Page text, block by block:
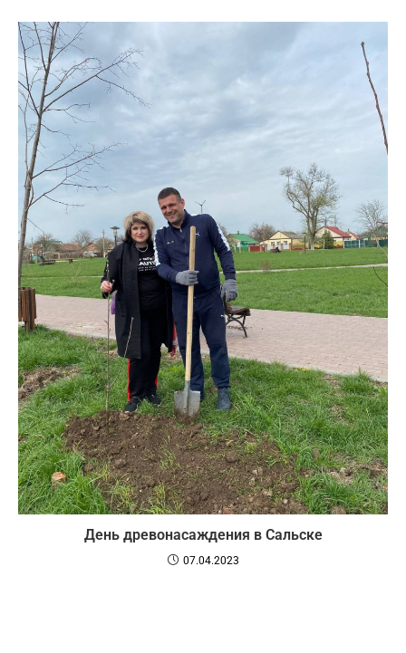
День древонасаждения в Сальске
07.04.2023